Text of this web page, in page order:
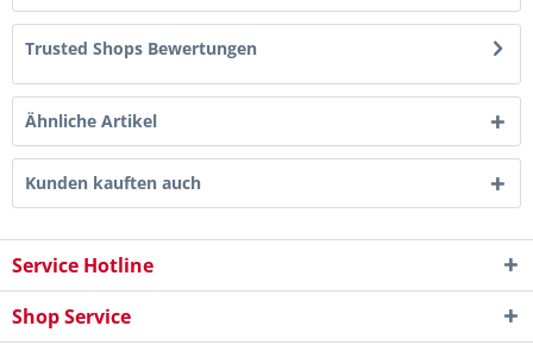
Trusted Shops Bewertungen
Ähnliche Artikel
Kunden kauften auch
Service Hotline
Shop Service